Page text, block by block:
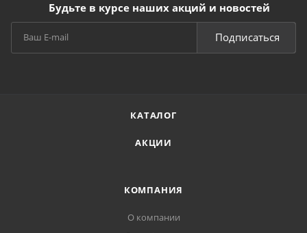
Будьте в курсе наших акций и новостей
Подписаться
КАТАЛОГ
АКЦИИ
КОМПАНИЯ
О компании